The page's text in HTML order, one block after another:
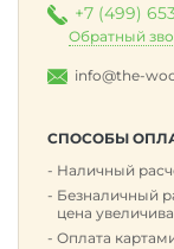
+7 (499)
Обратный
info@the-
СПОСОБЫ
Наличный
Безналичный
цена
Оплата